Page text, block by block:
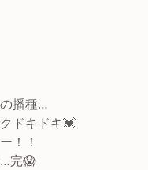
播種…
ドキドキ💓
！！
…完😱